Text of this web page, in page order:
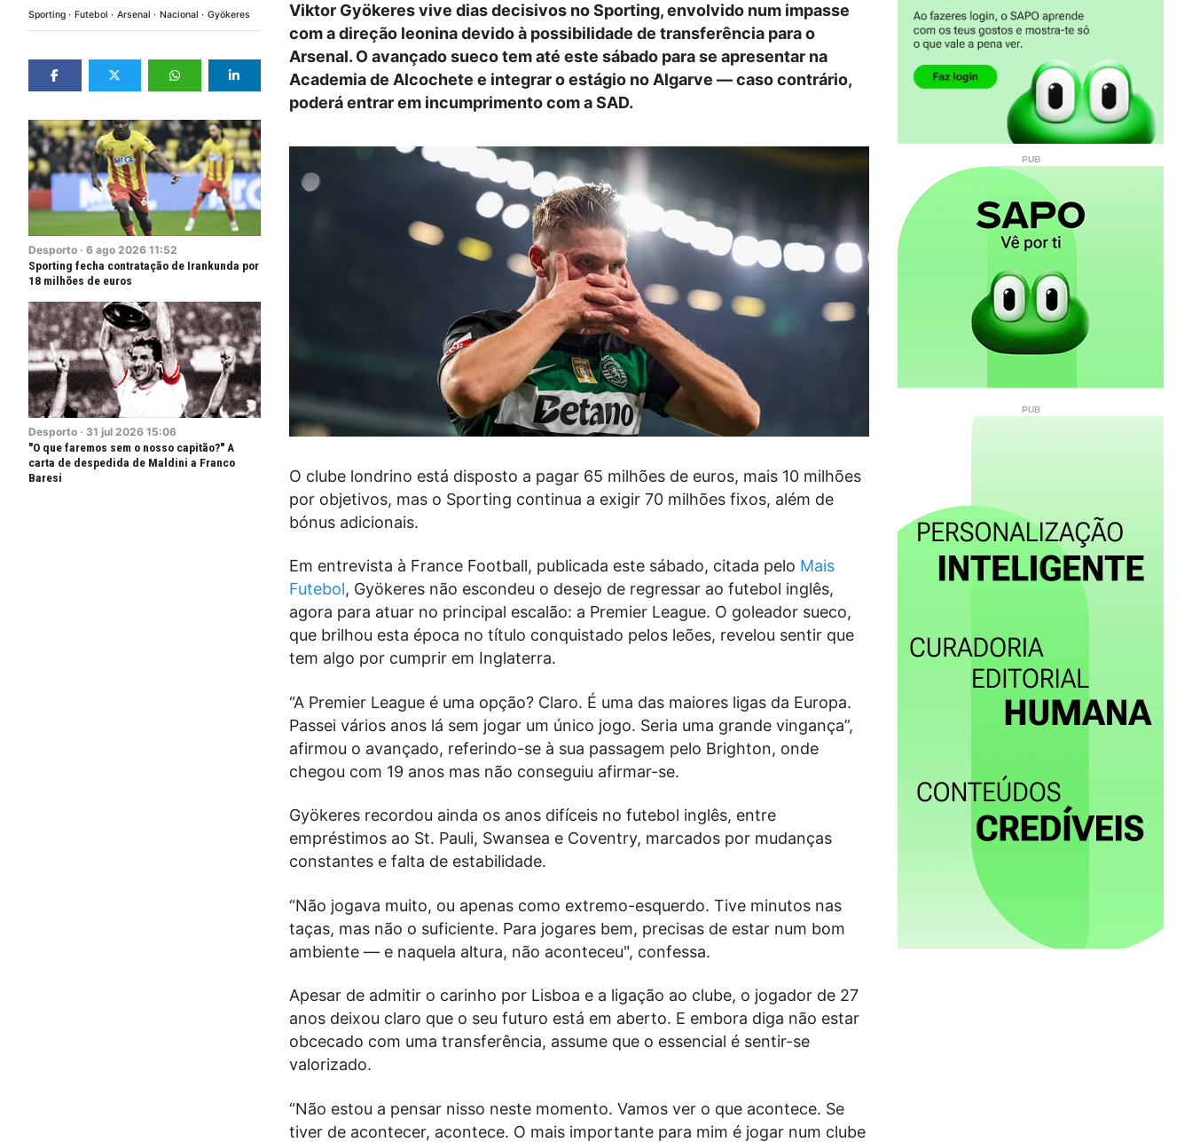
Sporting Futebol Arsenal Nacional Gyökeres
Desporto · 6 ago 2026 11:52
Sporting fecha contratação de Irankunda por
18 milhões de euros
Desporto · 31 jul 2026 15:06
"O que faremos sem o nosso capitão?" A
carta de despedida de Maldini a Franco
Baresi
Viktor Gyökeres vive dias decisivos no Sporting, envolvido num impasse
com a direção leonina devido à possibilidade de transferência para o
Arsenal. O avançado sueco tem até este sábado para se apresentar na
Academia de Alcochete e integrar o estágio no Algarve — caso contrário,
poderá entrar em incumprimento com a SAD.
O clube londrino está disposto a pagar 65 milhões de euros, mais 10 milhões
por objetivos, mas o Sporting continua a exigir 70 milhões fixos, além de
bónus adicionais.
Em entrevista à France Football, publicada este sábado, citada pelo Mais
Futebol, Gyökeres não escondeu o desejo de regressar ao futebol inglês,
agora para atuar no principal escalão: a Premier League. O goleador sueco,
que brilhou esta época no título conquistado pelos leões, revelou sentir que
tem algo por cumprir em Inglaterra.
“A Premier League é uma opção? Claro. É uma das maiores ligas da Europa.
Passei vários anos lá sem jogar um único jogo. Seria uma grande vingança”,
afirmou o avançado, referindo-se à sua passagem pelo Brighton, onde
chegou com 19 anos mas não conseguiu afirmar-se.
Gyökeres recordou ainda os anos difíceis no futebol inglês, entre
empréstimos ao St. Pauli, Swansea e Coventry, marcados por mudanças
constantes e falta de estabilidade.
“Não jogava muito, ou apenas como extremo-esquerdo. Tive minutos nas
taças, mas não o suficiente. Para jogares bem, precisas de estar num bom
ambiente — e naquela altura, não aconteceu", confessa.
Apesar de admitir o carinho por Lisboa e a ligação ao clube, o jogador de 27
anos deixou claro que o seu futuro está em aberto. E embora diga não estar
obcecado com uma transferência, assume que o essencial é sentir-se
valorizado.
“Não estou a pensar nisso neste momento. Vamos ver o que acontece. Se
tiver de acontecer, acontece. O mais importante para mim é jogar num clube